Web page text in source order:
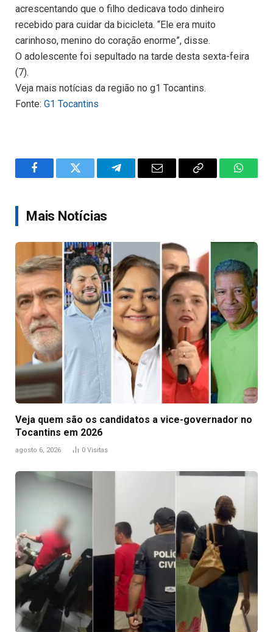
acrescentando que o filho dedicava todo dinheiro
recebido para cuidar da bicicleta. “Ele era muito
carinhoso, menino do coração enorme”, disse.
O adolescente foi sepultado na tarde desta sexta-feira
(7).
Veja mais notícias da região no g1 Tocantins.
Fonte: G1 Tocantins
FacebookTwitter TelegramEmail
Copy
Mais Notícias
Veja quem são os candidatos a vice-governador no
Tocantins em 2026
agosto 6, 2026 0 Visitas